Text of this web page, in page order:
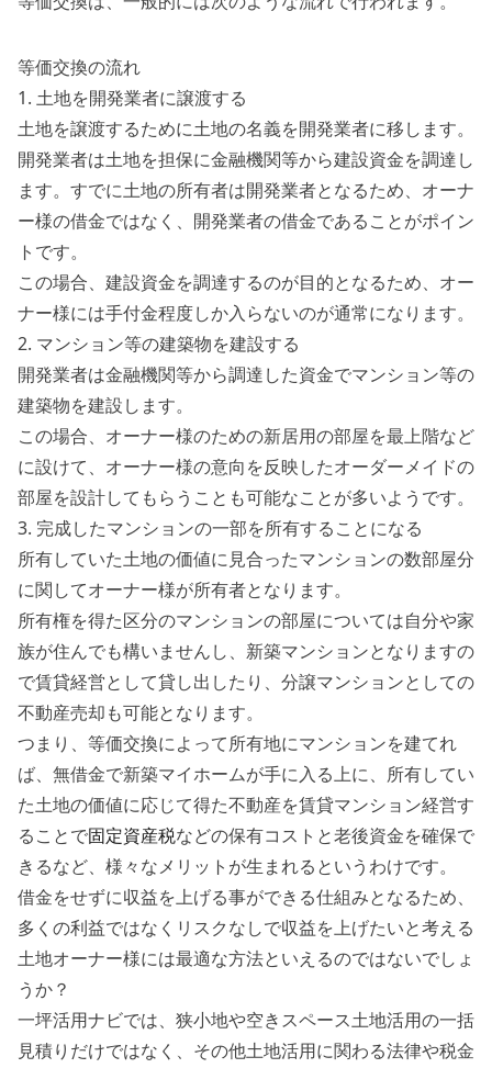
等価交換の流れ
1. 土地を開発業者に譲渡する
土地を譲渡するために土地の名義を開発業者に移します。
開発業者は土地を担保に金融機関等から建設資金を調達し
ます。すでに土地の所有者は開発業者となるため、オーナ
ー様の借金ではなく、開発業者の借金であることがポイン
トです。
この場合、建設資金を調達するのが目的となるため、オー
ナー様には手付金程度しか入らないのが通常になります。
2. マンション等の建築物を建設する
開発業者は金融機関等から調達した資金でマンション等の
建築物を建設します。
この場合、オーナー様のための新居用の部屋を最上階など
に設けて、オーナー様の意向を反映したオーダーメイドの
部屋を設計してもらうことも可能なことが多いようです。
3. 完成したマンションの一部を所有することになる
所有していた土地の価値に見合ったマンションの数部屋分
に関してオーナー様が所有者となります。
所有権を得た区分のマンションの部屋については自分や家
族が住んでも構いませんし、新築マンションとなりますの
で賃貸経営として貸し出したり、分譲マンションとしての
不動産売却も可能となります。
つまり、等価交換によって所有地にマンションを建てれ
ば、無借金で新築マイホームが手に入る上に、所有してい
た土地の価値に応じて得た不動産を賃貸マンション経営す
ることで固定資産税などの保有コストと老後資金を確保で
きるなど、様々なメリットが生まれるというわけです。
借金をせずに収益を上げる事ができる仕組みとなるため、
多くの利益ではなくリスクなしで収益を上げたいと考える
土地オーナー様には最適な方法といえるのではないでしょ
うか？
一坪活用ナビでは、狭小地や空きスペース土地活用の一括
見積りだけではなく、その他土地活用に関わる法律や税金